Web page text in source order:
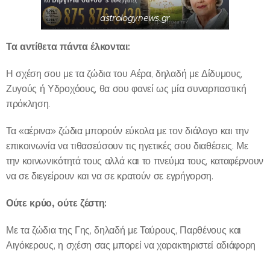
astrologynews.gr
Τα αντίθετα πάντα έλκονται:
Η σχέση σου με τα ζώδια του Αέρα, δηλαδή με Δίδυμους,
Ζυγούς ή Υδροχόους, θα σου φανεί ως μία συναρπαστική
πρόκληση.
Τα «αέρινα» ζώδια μπορούν εύκολα με τον διάλογο και την
επικοινωνία να τιθασεύσουν τις ηγετικές σου διαθέσεις. Με
την κοινωνικότητά τους αλλά και το πνεύμα τους, καταφέρνουν
να σε διεγείρουν και να σε κρατούν σε εγρήγορση.
Ούτε κρύο, ούτε ζέστη:
Με τα ζώδια της Γης, δηλαδή με Ταύρους, Παρθένους και
Αιγόκερους, η σχέση σας μπορεί να χαρακτηριστεί αδιάφορη